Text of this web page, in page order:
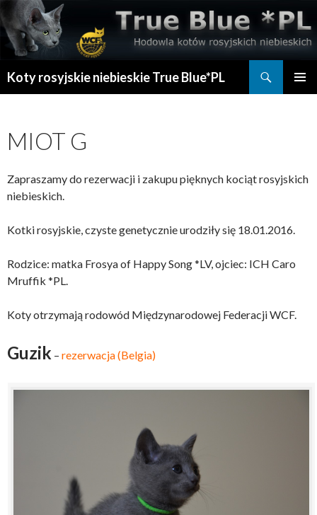
Koty rosyjskie niebieskie True Blue*PL
MIOT G
Zapraszamy do rezerwacji i zakupu pięknych kociąt rosyjskich
niebieskich.
Kotki rosyjskie, czyste genetycznie urodziły się 18.01.2016.
Rodzice: matka Frosya of Happy Song *LV, ojciec: ICH Caro
Mruffik *PL.
Koty otrzymają rodowód Międzynarodowej Federacji WCF.
Guzik – rezerwacja (Belgia)